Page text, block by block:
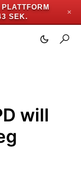
SEK.
✕
will